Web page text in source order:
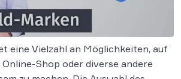
eine Vielzahl an Möglichkeiten, auf
Online-Shop oder diverse andere